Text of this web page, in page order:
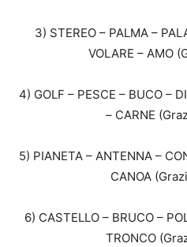
3) STEREO – PALMA –
VOLARE – AMO
4) GOLF – PESCE – BUCO –
– CARNE
5) PIANETA – ANTENNA –
CANOA
6) CASTELLO – BRUCO –
TRONCO